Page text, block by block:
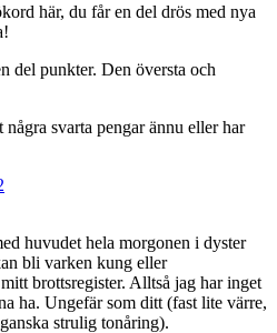
här, du får en del drös med nya
del punkter. Den översta och
svarta pengar ännu eller har
huvudet hela morgonen i dyster
bli varken kung eller
brottsregister. Alltså jag har inget
ha. Ungefär som ditt (fast lite värre,
strulig tonåring).